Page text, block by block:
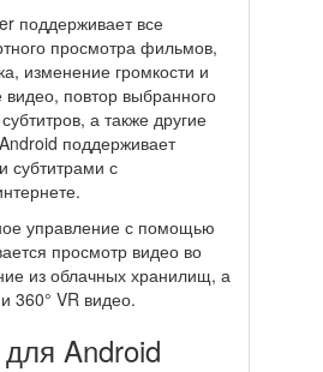
поддерживает все
просмотра фильмов,
изменение громкости и
повтор выбранного
а также другие
поддерживает
субтитрами с
управление с помощью
просмотр видео во
из облачных хранилищ, а
360° VR видео.
Android